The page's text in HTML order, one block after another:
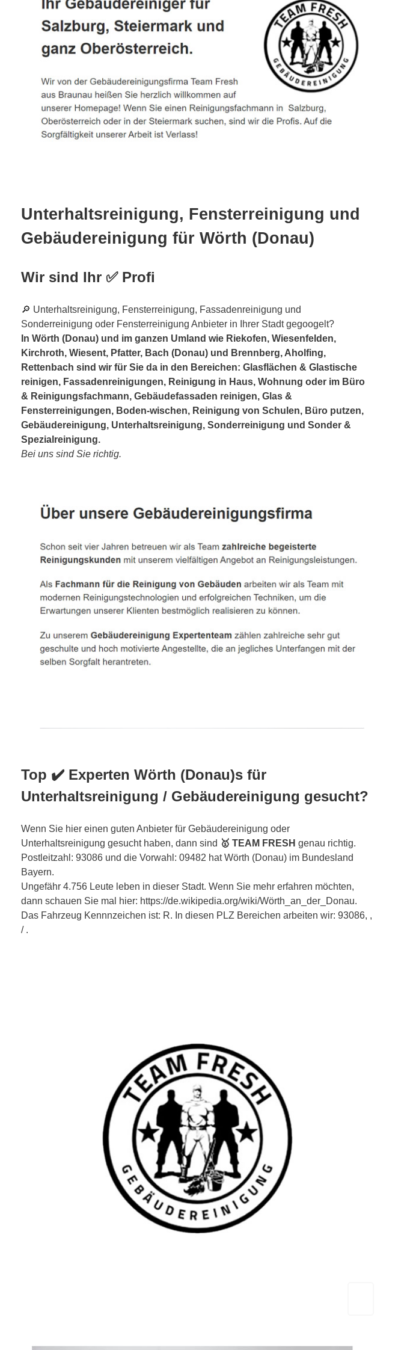
Unterhaltsreinigung, Fensterreinigung und
Gebäudereinigung für Wörth (Donau)
Wir sind Ihr ✅ Profi
🔎 Unterhaltsreinigung, Fensterreinigung, Fassadenreinigung und
Sonderreinigung oder Fensterreinigung Anbieter in Ihrer Stadt gegoogelt?
In Wörth (Donau) und im ganzen Umland wie Riekofen, Wiesenfelden,
Kirchroth, Wiesent, Pfatter, Bach (Donau) und Brennberg, Aholfing,
Rettenbach sind wir für Sie da in den Bereichen: Glasflächen & Glastische
reinigen, Fassadenreinigungen, Reinigung in Haus, Wohnung oder im Büro
& Reinigungsfachmann, Gebäudefassaden reinigen, Glas &
Fensterreinigungen, Boden-wischen, Reinigung von Schulen, Büro putzen,
Gebäudereinigung, Unterhaltsreinigung, Sonderreinigung und Sonder &
Spezialreinigung.
Bei uns sind Sie richtig.
Top ✔️ Experten Wörth (Donau)s für
Unterhaltsreinigung / Gebäudereinigung gesucht?
Wenn Sie hier einen guten Anbieter für Gebäudereinigung oder
Unterhaltsreinigung gesucht haben, dann sind 🥇 TEAM FRESH genau richtig.
Postleitzahl: 93086 und die Vorwahl: 09482 hat Wörth (Donau) im Bundesland
Bayern.
Ungefähr 4.756 Leute leben in dieser Stadt. Wenn Sie mehr erfahren möchten,
dann schauen Sie mal hier: https://de.wikipedia.org/wiki/Wörth_an_der_Donau.
Das Fahrzeug Kennnzeichen ist: R. In diesen PLZ Bereichen arbeiten wir: 93086, ,
/ .